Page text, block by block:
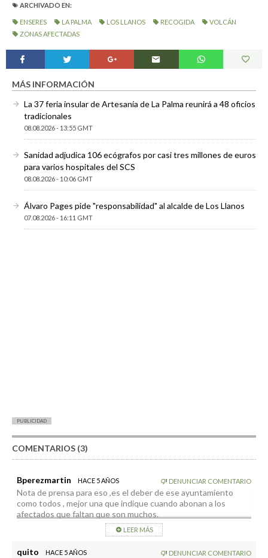
ARCHIVADO EN:
ENSERES LA PALMA LOS LLANOS RECOGIDA
VOLCÁN
ZONAS AFECTADAS
MÁS INFORMACIÓN
La 37 feria insular de Artesanía de La Palma reunirá a 48 oficios
tradicionales
08.08.2026 - 13:55 GMT
Sanidad adjudica 106 ecógrafos por casi tres millones de euros
para varios hospitales del SCS
08.08.2026 - 10:06 GMT
Álvaro Pages pide "responsabilidad" al alcalde de Los Llanos
07.08.2026 - 16:11 GMT
PUBLICIDAD
COMENTARIOS (3)
Bperezmartin HACE 5 AÑOS DENUNCIAR COMENTARIO
Nota de prensa para eso ,es el deber de ese ayuntamiento
como todos , mejor una que indique cuando abonan a los
afectados que faltan que son muchos.
LEER MÁS
quito HACE 5 AÑOS DENUNCIAR COMENTARIO